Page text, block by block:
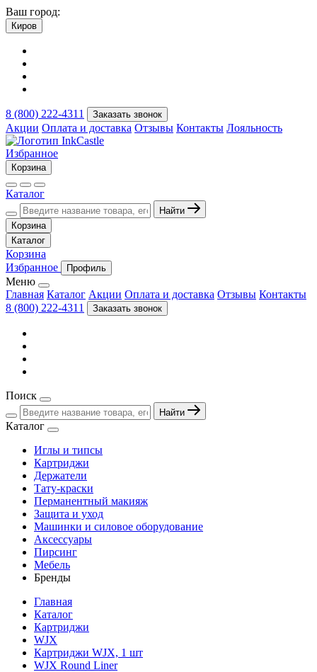
Ваш город:
Киров
8 (800) 222-4311 Заказать звонок
Акции Оплата и доставка Отзывы Контакты Лояльность
Избранное
Корзина
Каталог
Найти
Корзина
Каталог
Корзина
Избранное
Профиль
Меню
Главная Каталог Акции Оплата и доставка Отзывы Контакты
8 (800) 222-4311
Заказать звонок
Поиск
Найти
Каталог
Иглы и типсы
Картриджи
Держатели
Тату-краски
Перманентный макияж
Защита и уход
Машинки и силовое оборудование
Аксессуары
Пирсинг
Мебель
Бренды
Главная
Каталог
Картриджи
WJX
Картриджи WJX, 1 шт
WJX Round Liner